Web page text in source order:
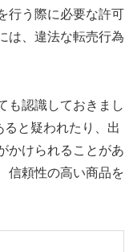
行う際に必要な許可
は、違法な転売行為
も認識しておきまし
ると疑われたり、出
かけられることがあ
信頼性の高い商品を